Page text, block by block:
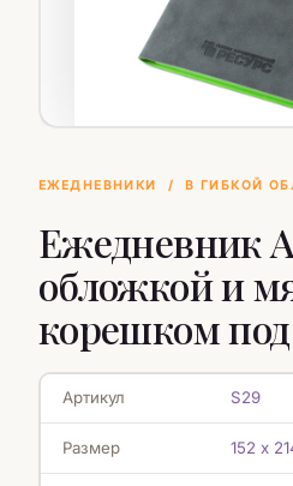
ЕЖЕДНЕВНИКИ / В ГИБКОЙ
Ежедневник
обложкой и
корешком под
Артикул S29
Размер 152 х